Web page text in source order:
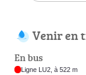
Venir en
En bus
Ligne LU2, à 522 m